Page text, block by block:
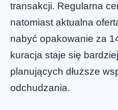
transakcji. Regularna
natomiast aktualna
nabyć opakowanie za
kuracja staje się
planujących dłuższe
odchudzania.